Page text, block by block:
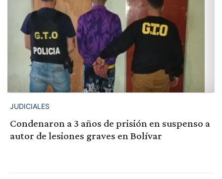
JUDICIALES
Condenaron a 3 años de prisión en suspenso a
autor de lesiones graves en Bolívar